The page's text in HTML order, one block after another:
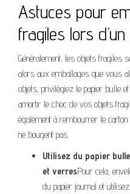
Astuces pour
fragiles lors
Généralement, les objets fragiles
alors aux emballages que vous
objets, privilégiez le papier bulle
amortir le choc de vos objets
également à rembourrer le
ne bougent pas.
Utilisez du papier
et verresPour cela,
du papier journal et